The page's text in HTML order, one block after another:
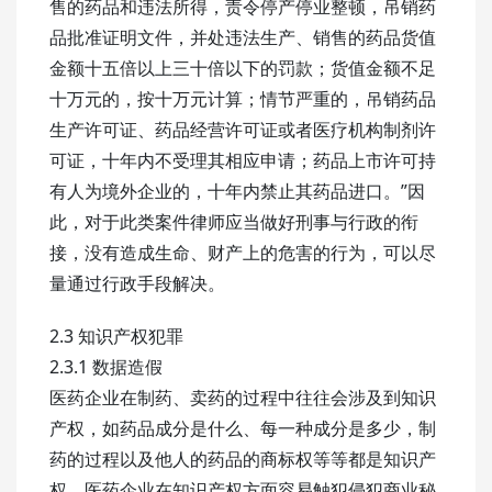
售的药品和违法所得，责令停产停业整顿，吊销药
品批准证明文件，并处违法生产、销售的药品货值
金额十五倍以上三十倍以下的罚款；货值金额不足
十万元的，按十万元计算；情节严重的，吊销药品
生产许可证、药品经营许可证或者医疗机构制剂许
可证，十年内不受理其相应申请；药品上市许可持
有人为境外企业的，十年内禁止其药品进口。”因
此，对于此类案件律师应当做好刑事与行政的衔
接，没有造成生命、财产上的危害的行为，可以尽
量通过行政手段解决。
2.3 知识产权犯罪
2.3.1 数据造假
医药企业在制药、卖药的过程中往往会涉及到知识
产权，如药品成分是什么、每一种成分是多少，制
药的过程以及他人的药品的商标权等等都是知识产